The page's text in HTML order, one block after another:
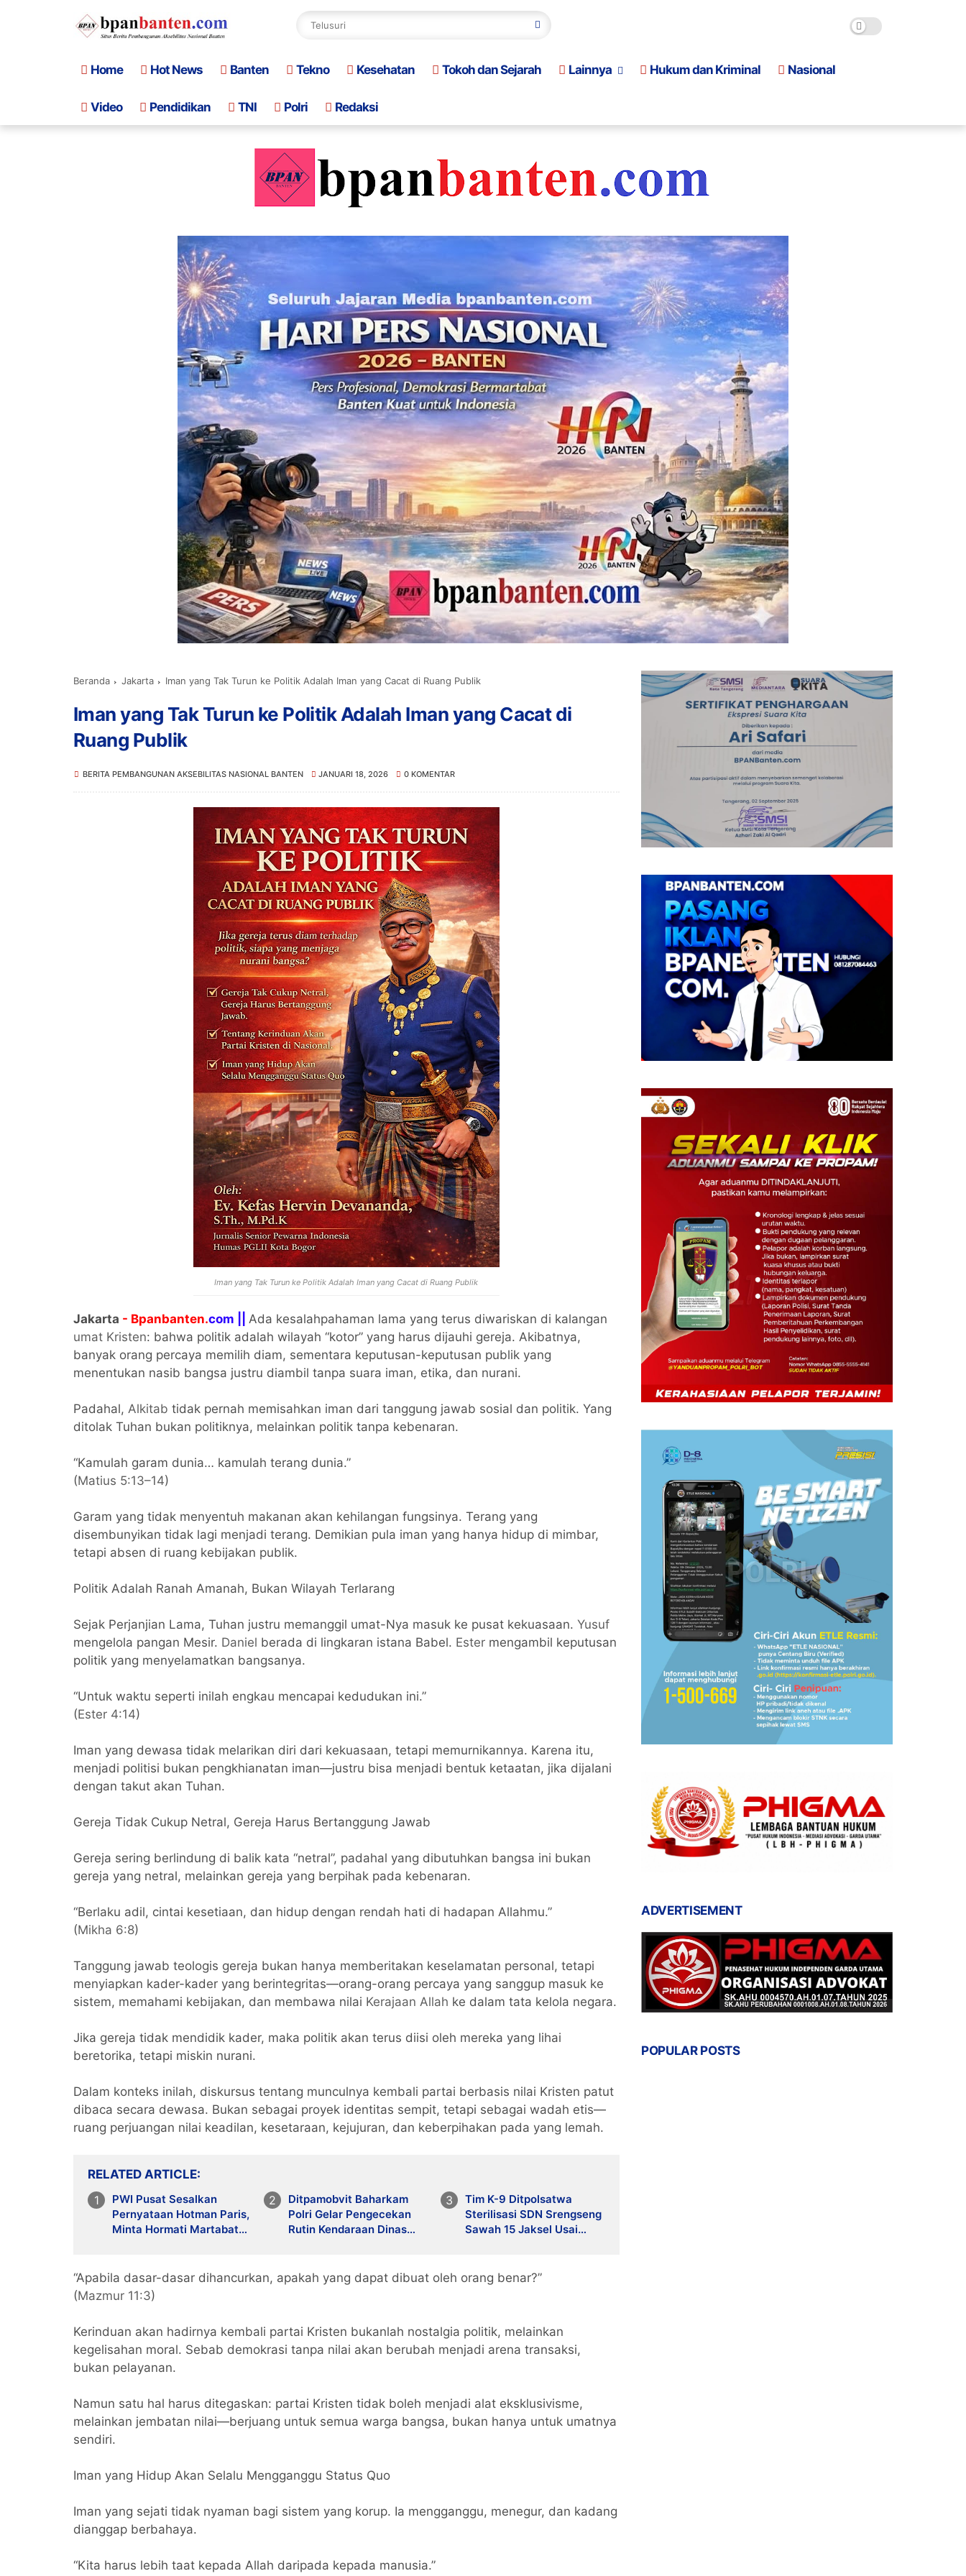
Home Hot News Banten Tekno Kesehatan Tokoh dan Sejarah Lainnya Hukum dan Kriminal Nasional
Video Pendidikan TNI Polri Redaksi
Beranda Jakarta Iman yang Tak Turun ke Politik Adalah Iman yang Cacat di Ruang Publik
Iman yang Tak Turun ke Politik Adalah Iman yang Cacat di
Ruang Publik
BERITA PEMBANGUNAN AKSEBILITAS NASIONAL BANTEN JANUARI 18, 2026 0 KOMENTAR
Iman yang Tak Turun ke Politik Adalah Iman yang Cacat di Ruang Publik
Jakarta - Bpanbanten.com || Ada kesalahpahaman lama yang terus diwariskan di kalangan
umat Kristen: bahwa politik adalah wilayah “kotor” yang harus dijauhi gereja. Akibatnya,
banyak orang percaya memilih diam, sementara keputusan-keputusan publik yang
menentukan nasib bangsa justru diambil tanpa suara iman, etika, dan nurani.
Padahal, Alkitab tidak pernah memisahkan iman dari tanggung jawab sosial dan politik. Yang
ditolak Tuhan bukan politiknya, melainkan politik tanpa kebenaran.
“Kamulah garam dunia… kamulah terang dunia.”
(Matius 5:13–14)
Garam yang tidak menyentuh makanan akan kehilangan fungsinya. Terang yang
disembunyikan tidak lagi menjadi terang. Demikian pula iman yang hanya hidup di mimbar,
tetapi absen di ruang kebijakan publik.
Politik Adalah Ranah Amanah, Bukan Wilayah Terlarang
Sejak Perjanjian Lama, Tuhan justru memanggil umat-Nya masuk ke pusat kekuasaan. Yusuf
mengelola pangan Mesir. Daniel berada di lingkaran istana Babel. Ester mengambil keputusan
politik yang menyelamatkan bangsanya.
“Untuk waktu seperti inilah engkau mencapai kedudukan ini.”
(Ester 4:14)
Iman yang dewasa tidak melarikan diri dari kekuasaan, tetapi memurnikannya. Karena itu,
menjadi politisi bukan pengkhianatan iman—justru bisa menjadi bentuk ketaatan, jika dijalani
dengan takut akan Tuhan.
Gereja Tidak Cukup Netral, Gereja Harus Bertanggung Jawab
Gereja sering berlindung di balik kata “netral”, padahal yang dibutuhkan bangsa ini bukan
gereja yang netral, melainkan gereja yang berpihak pada kebenaran.
“Berlaku adil, cintai kesetiaan, dan hidup dengan rendah hati di hadapan Allahmu.”
(Mikha 6:8)
Tanggung jawab teologis gereja bukan hanya memberitakan keselamatan personal, tetapi
menyiapkan kader-kader yang berintegritas—orang-orang percaya yang sanggup masuk ke
sistem, memahami kebijakan, dan membawa nilai Kerajaan Allah ke dalam tata kelola negara.
Jika gereja tidak mendidik kader, maka politik akan terus diisi oleh mereka yang lihai
beretorika, tetapi miskin nurani.
Dalam konteks inilah, diskursus tentang munculnya kembali partai berbasis nilai Kristen patut
dibaca secara dewasa. Bukan sebagai proyek identitas sempit, tetapi sebagai wadah etis—
ruang perjuangan nilai keadilan, kesetaraan, kejujuran, dan keberpihakan pada yang lemah.
RELATED ARTICLE
PWI Pusat Sesalkan
Pernyataan Hotman Paris,
Minta Hormati Martabat
Ditpamobvit Baharkam
Polri Gelar Pengecekan
Rutin Kendaraan Dinas
Operasional
Tim K-9 Ditpolsatwa
Sterilisasi SDN Srengseng
Sawah 15 Jaksel Usai
“Apabila dasar-dasar dihancurkan, apakah yang dapat dibuat oleh orang benar?”
(Mazmur 11:3)
Kerinduan akan hadirnya kembali partai Kristen bukanlah nostalgia politik, melainkan
kegelisahan moral. Sebab demokrasi tanpa nilai akan berubah menjadi arena transaksi,
bukan pelayanan.
Namun satu hal harus ditegaskan: partai Kristen tidak boleh menjadi alat eksklusivisme,
melainkan jembatan nilai—berjuang untuk semua warga bangsa, bukan hanya untuk umatnya
sendiri.
Iman yang Hidup Akan Selalu Mengganggu Status Quo
Iman yang sejati tidak nyaman bagi sistem yang korup. Ia mengganggu, menegur, dan kadang
dianggap berbahaya.
“Kita harus lebih taat kepada Allah daripada kepada manusia.”
ADVERTISEMENT
POPULAR POSTS